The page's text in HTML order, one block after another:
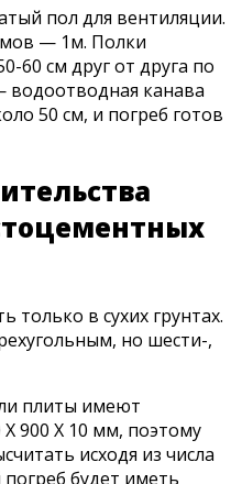
пол для вентиляции.
— 1м. Полки
60 см друг от друга по
канава
50 см, и погреб готов
только в сухих грунтах.
но шести-,
плиты имеют
900 X 10 мм, поэтому
исходя из числа
будет иметь